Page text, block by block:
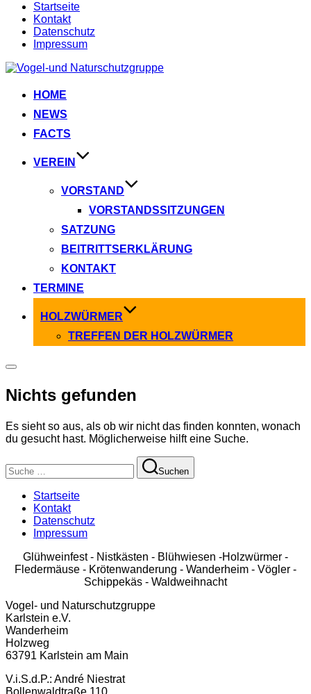
Startseite
Kontakt
Datenschutz
Impressum
Zum
springenHOME
NEWS
FACTS
VEREIN
VORSTAND
VORSTANDSSITZUNGEN
SATZUNG
BEITRITTSERKLÄRUNG
KONTAKT
TERMINE
HOLZWÜRMER
TREFFEN DER HOLZWÜRMER
Seitenleiste
Navigation
umschalten
Nichts gefunden
Es sieht so aus, als ob wir nicht das finden konnten, wonach
du gesucht hast. Möglicherweise hilft eine Suche.
Suchen
nach:
Suchen
Startseite
Kontakt
Datenschutz
Impressum
Glühweinfest - Nistkästen - Blühwiesen -Holzwürmer -
Fledermäuse - Krötenwanderung - Wanderheim - Vögler -
Schippekäs - Waldweihnacht
Vogel- und Naturschutzgruppe
Karlstein e.V.
Wanderheim
Holzweg
63791 Karlstein am Main
V.i.S.d.P.: André Niestrat
Bollenwaldtraße 110